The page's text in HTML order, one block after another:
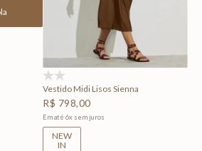
Vestido Midi Lisos Sienna
R$ 798,00
Em até 6x sem juros
NEW
IN